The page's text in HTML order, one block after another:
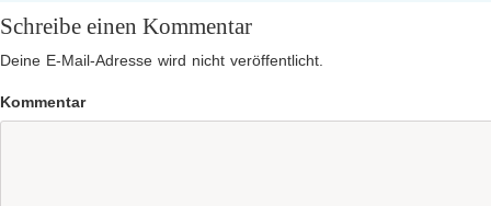
Schreibe einen Kommentar
Deine E-Mail-Adresse wird nicht veröffentlicht.
Kommentar